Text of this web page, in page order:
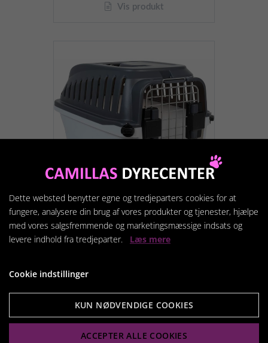
Vis produkt
Travel Pet New Medium
55x35x32.5cm
Dette websted benytter egne og tredjeparters cookies for at
fungere, analysere din brug af vores produkter og tjenester, hjælpe
med vores salgsfremmende og marketingsmæssige indsats og
levere indhold fra tredjeparter. Læs mere
Cookie indstillinger
KUN NØDVENDIGE COOKIES
ACCEPTER ALLE COOKIES